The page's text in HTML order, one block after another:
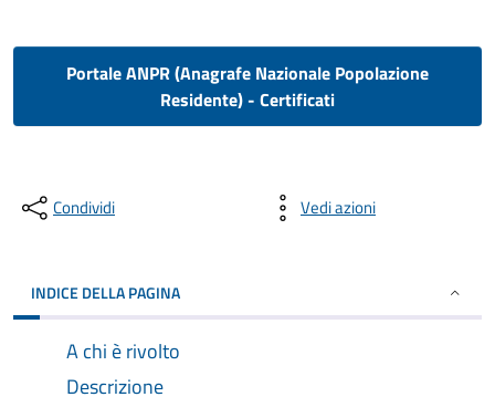
Portale ANPR (Anagrafe Nazionale Popolazione
Residente) - Certificati
Condividi Vedi azioni
INDICE DELLA PAGINA
A chi è rivolto
Descrizione